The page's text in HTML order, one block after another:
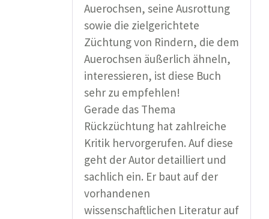
Auerochsen, seine Ausrottung
sowie die zielgerichtete
Züchtung von Rindern, die dem
Auerochsen äußerlich ähneln,
interessieren, ist diese Buch
sehr zu empfehlen!
Gerade das Thema
Rückzüchtung hat zahlreiche
Kritik hervorgerufen. Auf diese
geht der Autor detailliert und
sachlich ein. Er baut auf der
vorhandenen
wissenschaftlichen Literatur auf